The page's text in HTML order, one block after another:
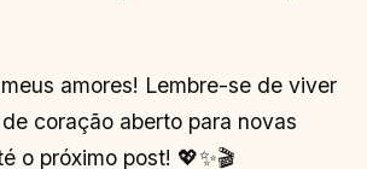
amores! Lembre-se de viver
coração aberto para novas
o próximo post! 💖✨🎬